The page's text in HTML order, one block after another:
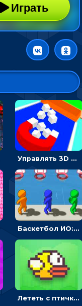
Играть
Управлять 3D магнитом, чтобы собирать фигуры и сбрасывать в пропасть
Баскетбол ИО: бросать мячик в плывущие кольца наперегонки с соперниками
Лететь с птичкой и проскальзывать между трубами - гиперказуальная